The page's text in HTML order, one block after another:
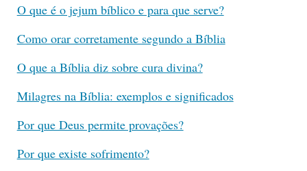
O que é o jejum bíblico e para que serve?
Como orar corretamente segundo a Bíblia
O que a Bíblia diz sobre cura divina?
Milagres na Bíblia: exemplos e significados
Por que Deus permite provações?
Por que existe sofrimento?